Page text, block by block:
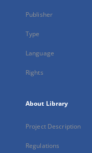
Publisher
Type
Language
Rights
About Library
Project Description
Regulations